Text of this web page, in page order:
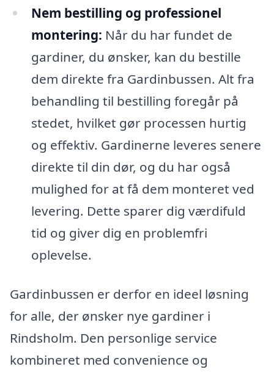
Nem bestilling og professionel
montering: Når du har fundet de
gardiner, du ønsker, kan du bestille
dem direkte fra Gardinbussen. Alt fra
behandling til bestilling foregår på
stedet, hvilket gør processen hurtig
og effektiv. Gardinerne leveres senere
direkte til din dør, og du har også
mulighed for at få dem monteret ved
levering. Dette sparer dig værdifuld
tid og giver dig en problemfri
oplevelse.
Gardinbussen er derfor en ideel løsning
for alle, der ønsker nye gardiner i
Rindsholm. Den personlige service
kombineret med convenience og